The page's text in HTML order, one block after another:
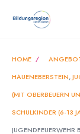
HOME
HAUENEBERSTEIN,
(MIT OBERBEUERN
SCHULKINDER (6-13
JUGENDFEUERWEHR